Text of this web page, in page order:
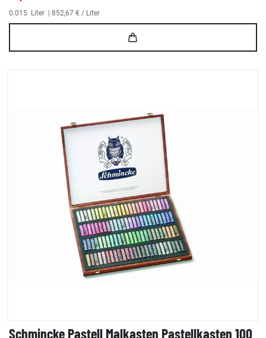
0.015 Liter | 852,67 € / Liter
Schmincke Pastell Malkasten Pastellkasten 100